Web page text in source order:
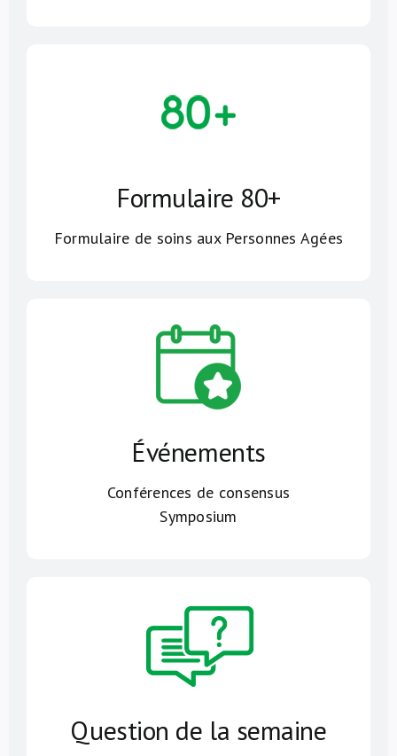
Formulaire 80+
Formulaire de soins aux Personnes Agées
Événements
Conférences de consensus
Symposium
Question de la semaine